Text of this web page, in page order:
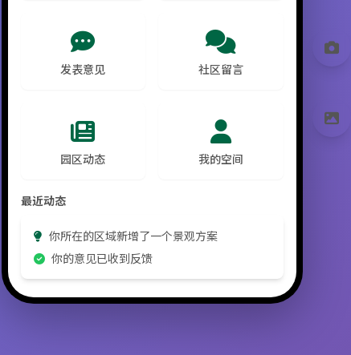
发表意见 社区留言
园区动态 我的空间
最近动态
你所在的区域新增了一个景观方案
你的意见已收到反馈